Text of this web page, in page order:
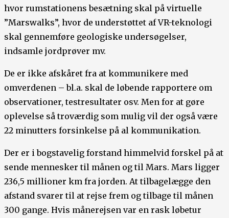
hvor rumstationens besætning skal på virtuelle
”Marswalks”, hvor de understøttet af VR-teknologi
skal gennemføre geologiske undersøgelser,
indsamle jordprøver mv.
De er ikke afskåret fra at kommunikere med
omverdenen – bl.a. skal de løbende rapportere om
observationer, testresultater osv. Men for at gøre
oplevelse så troværdig som mulig vil der også være
22 minutters forsinkelse på al kommunikation.
Der er i bogstavelig forstand himmelvid forskel på at
sende mennesker til månen og til Mars. Mars ligger
236,5 millioner km fra jorden. At tilbagelægge den
afstand svarer til at rejse frem og tilbage til månen
300 gange. Hvis månerejsen var en rask løbetur